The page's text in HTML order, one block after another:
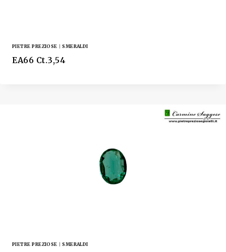
PIETRE PREZIOSE |SMERALDI
EA66 Ct.3,54
PIETRE PREZIOSE |SMERALDI